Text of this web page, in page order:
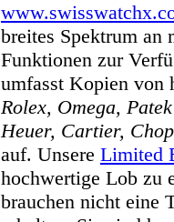
breites Spektrum an
Funktionen zur
umfasst Kopien von
Rolex, Omega,
Heuer, Cartier,
auf. Unsere Limited
hochwertige Lob zu
brauchen nicht eine